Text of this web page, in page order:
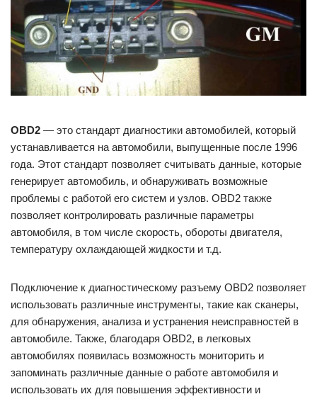
OBD2 — это стандарт диагностики автомобилей, который
устанавливается на автомобили, выпущенные после 1996
года. Этот стандарт позволяет считывать данные, которые
генерирует автомобиль, и обнаруживать возможные
проблемы с работой его систем и узлов. OBD2 также
позволяет контролировать различные параметры
автомобиля, в том числе скорость, обороты двигателя,
температуру охлаждающей жидкости и т.д.
Подключение к диагностическому разъему OBD2 позволяет
использовать различные инструменты, такие как сканеры,
для обнаружения, анализа и устранения неисправностей в
автомобиле. Также, благодаря OBD2, в легковых
автомобилях появилась возможность мониторить и
запоминать различные данные о работе автомобиля и
использовать их для повышения эффективности и